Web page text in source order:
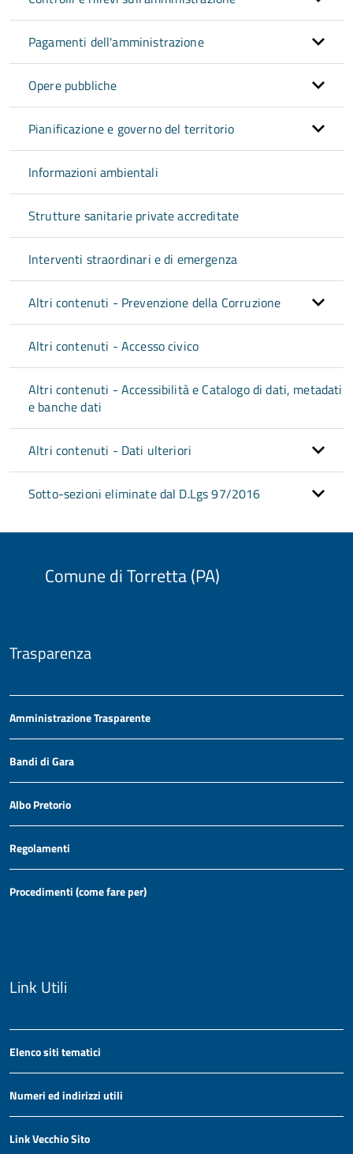
Pagamenti dell'amministrazione
Opere pubbliche
Pianificazione e governo del territorio
Informazioni ambientali
Strutture sanitarie private accreditate
Interventi straordinari e di emergenza
Altri contenuti - Prevenzione della Corruzione
Altri contenuti - Accesso civico
Altri contenuti - Accessibilità e Catalogo di dati, metadati
e banche dati
Altri contenuti - Dati ulteriori
Sotto-sezioni eliminate dal D.Lgs 97/2016
Comune di Torretta (PA)
Trasparenza
Amministrazione Trasparente
Bandi di Gara
Albo Pretorio
Regolamenti
Procedimenti (come fare per)
Link Utili
Elenco siti tematici
Numeri ed indirizzi utili
Link Vecchio Sito